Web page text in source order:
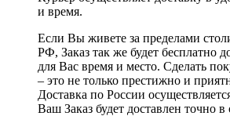
и время.
Если Вы живете за пределами
РФ, Заказ так же будет бесплатно
для Вас время и место. Сделать
– это не только престижно и
Доставка по России
Ваш Заказ будет доставлен точно в